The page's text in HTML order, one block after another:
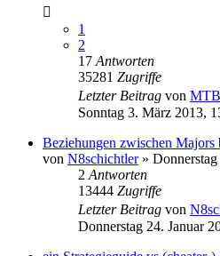
1
2
17 Antworten
35281 Zugriffe
Letzter Beitrag von MTB
Sonntag 3. März 2013,
Beziehungen zwischen
von N8schichtler»
2 Antworten
13444 Zugriffe
Letzter Beitrag von
Donnerstag 24. Januar